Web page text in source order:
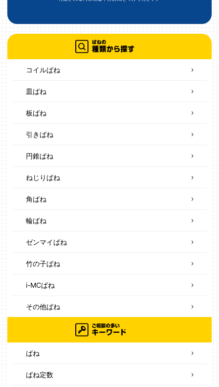
コイルばね
皿ばね
板ばね
引きばね
円錐ばね
ねじりばね
角ばね
輪ばね
ゼンマイばね
竹の子ばね
i-MCばね
その他ばね
ばね
ばね定数